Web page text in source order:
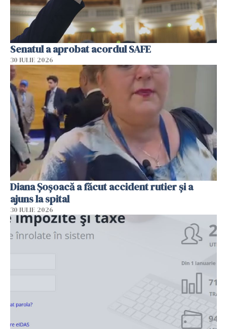
Senatul a aprobat acordul SAFE
30 IULIE 2026
Diana Șoșoacă a făcut accident rutier și a
ajuns la spital
30 IULIE 2026